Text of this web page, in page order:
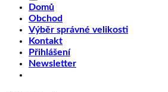
Domů
Obchod
Výběr správné velikosti
Kontakt
Přihlášení
Newsletter